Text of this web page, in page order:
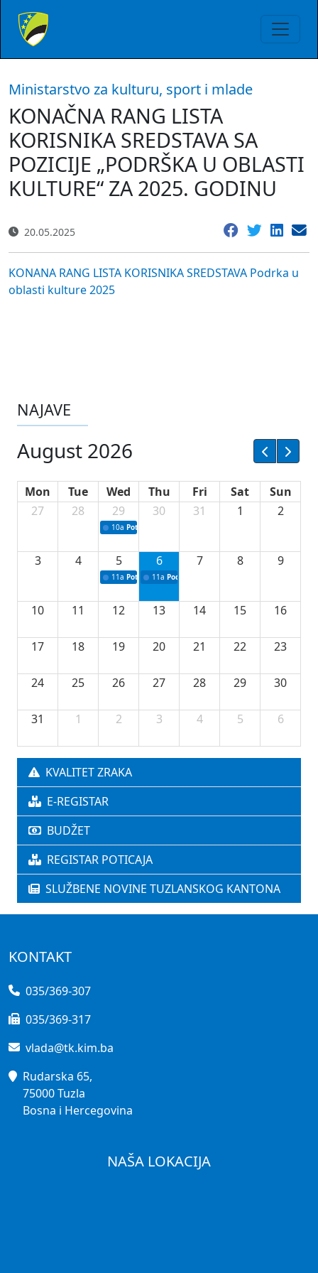
Ministarstvo za kulturu, sport i mlade
KONAČNA RANG LISTA
KORISNIKA SREDSTAVA SA
POZICIJE „PODRŠKA U OBLASTI
KULTURE“ ZA 2025. GODINU
20.05.2025
KONANA RANG LISTA KORISNIKA SREDSTAVA Podrka u
oblasti kulture 2025
NAJAVE
August 2026
Mon Tue Wed Thu Fri Sat
Sun
27
28 29
10a Potpisivanje ugovora sa neprofitnim
30 31 1 2
3 4 5
11a Potpisivanje ugovora o stipendijama za
6
11a Podrška razvoju vodne infrastrukture u
7 8 9
10 11 12 13 14 15 16
17 18 19 20 21 22 23
24 25 26 27 28 29 30
31 1 2 3 4 5 6
KVALITET ZRAKA
E-REGISTAR
BUDŽET
REGISTAR POTICAJA
SLUŽBENE NOVINE TUZLANSKOG KANTONA
KONTAKT
035/369-307
035/369-317
vlada@tk.kim.ba
Rudarska 65,
75000 Tuzla
Bosna i Hercegovina
NAŠA LOKACIJA